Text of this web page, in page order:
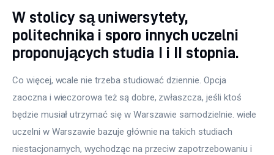
W stolicy są uniwersytety,
politechnika i sporo innych uczelni
proponujących studia I i II stopnia.
Co więcej, wcale nie trzeba studiować dziennie. Opcja
zaoczna i wieczorowa też są dobre, zwłaszcza, jeśli ktoś
będzie musiał utrzymać się w Warszawie samodzielnie. wiele
uczelni w Warszawie bazuje głównie na takich studiach
niestacjonarnych, wychodząc na przeciw zapotrzebowaniu i